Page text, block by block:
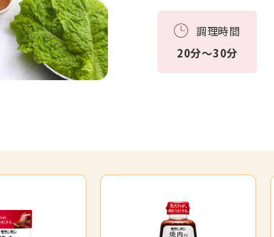
調理時間
20分～30分